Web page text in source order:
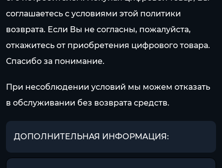
соглашаетесь с условиями этой политики
возврата. Если Вы не согласны, пожалуйста,
откажитесь от приобретения цифрового товара.
Спасибо за понимание.
При несоблюдении условий мы можем отказать
в обслуживании без возврата средств.
ДОПОЛНИТЕЛЬНАЯ ИНФОРМАЦИЯ: